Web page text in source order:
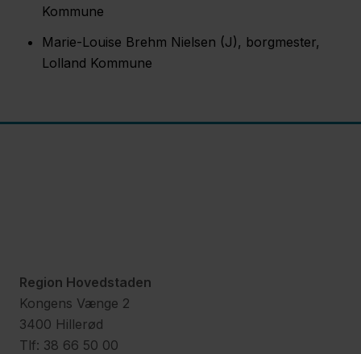
Kommune
Marie-Louise Brehm Nielsen (J), borgmester,
Lolland Kommune
Region Hovedstaden
Kongens Vænge 2
3400 Hillerød
Tlf: 38 66 50 00